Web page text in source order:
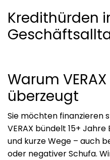
Kredithürden
Warum
überzeugt
Sie möchten finanzieren
VERAX bündelt 15+
und kurze Wege – auch
oder negativer Schufa.